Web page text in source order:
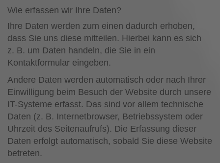
Wie erfassen wir Ihre Daten?
Ihre Daten werden zum einen dadurch erhoben,
dass Sie uns diese mitteilen. Hierbei kann es sich
z. B. um Daten handeln, die Sie in ein
Kontaktformular eingeben.
Andere Daten werden automatisch oder nach Ihrer
Einwilligung beim Besuch der Website durch unsere
IT-Systeme erfasst. Das sind vor allem technische
Daten (z. B. Internetbrowser, Betriebssystem oder
Uhrzeit des Seitenaufrufs). Die Erfassung dieser
Daten erfolgt automatisch, sobald Sie diese Website
betreten.